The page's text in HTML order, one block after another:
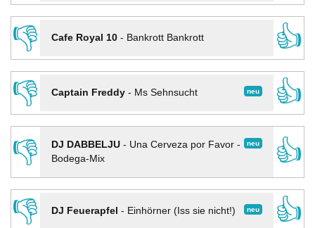
👎
Cafe Royal 10- Bankrott Bankrott
👍
👎
neu
Captain Freddy- Ms Sehnsucht
👍
👎
neu
DJ DABBELJU- Una Cerveza por Favor -
Bodega-Mix
👍
👎
neu
DJ Feuerapfel - Einhörner (Iss sie nicht!)
👍